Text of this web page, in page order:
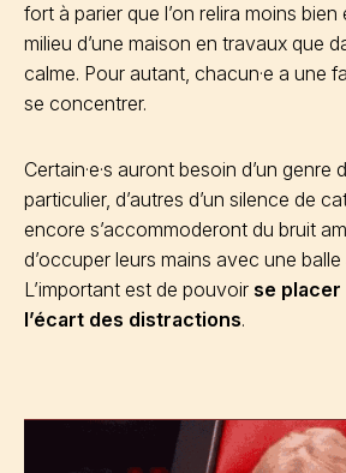
fort à parier que l’on relira moins
milieu d’une maison en travaux que
calme. Pour autant, chacun·e a une
se concentrer.
Certain·e·s auront besoin d’un genre
particulier, d’autres d’un silence de
encore s’accommoderont du bruit
d’occuper leurs mains avec une
L’important est de pouvoir se placer
l’écart des distractions.